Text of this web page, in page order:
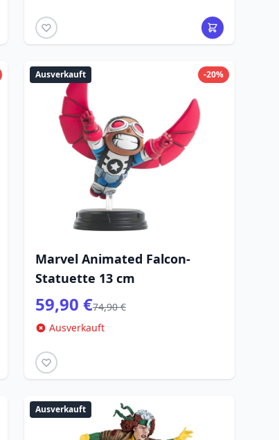
-20%
Ausverkauft
Marvel Animated Falcon-
Statuette 13 cm
59,90 €74,90 €
Ausverkauft
Ausverkauft